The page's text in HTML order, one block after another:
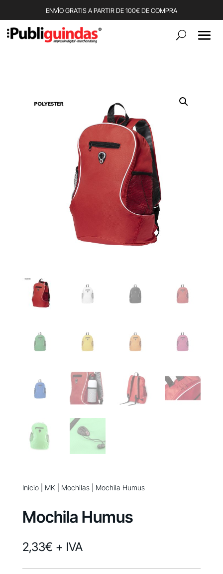
ENVÍO GRATIS A PARTIR DE 100€ DE COMPRA
Inicio| MK| Mochilas| Mochila Humus
Mochila Humus
2,33€ + IVA